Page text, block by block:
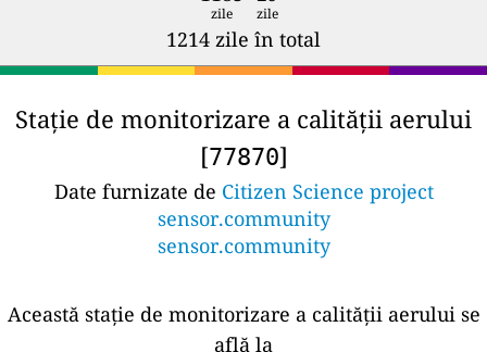
zile zile
1214 zile în total
Stație de monitorizare a calității aerului
[77870]
Date furnizate de Citizen Science project
sensor.community
sensor.community
Această stație de monitorizare a calității aerului se
află la